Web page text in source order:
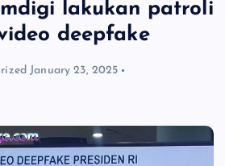
lakukan patroli
deepfake
January 23, 2025